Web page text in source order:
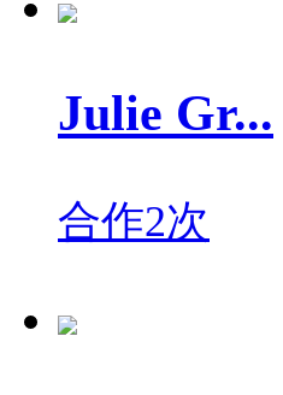
Julie Gr...
合作2次